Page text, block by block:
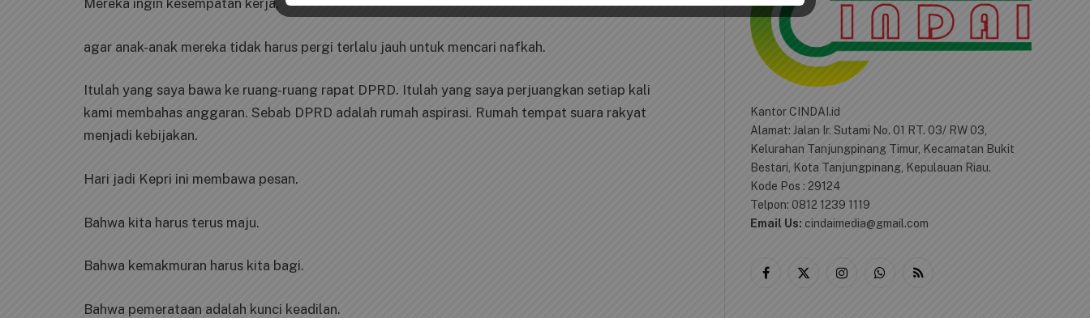
Mereka ingin kesempatan kerja,
agar anak-anak mereka tidak harus pergi terlalu jauh untuk mencari nafkah.
Itulah yang saya bawa ke ruang-ruang rapat DPRD. Itulah yang saya perjuangkan setiap kali
kami membahas anggaran. Sebab DPRD adalah rumah aspirasi. Rumah tempat suara rakyat
menjadi kebijakan.
Hari jadi Kepri ini membawa pesan.
Bahwa kita harus terus maju.
Bahwa kemakmuran harus kita bagi.
Bahwa pemerataan adalah kunci keadilan.
Kantor CINDAI.id
Alamat: Jalan Ir. Sutami No. 01 RT. 03/ RW 03,
Kelurahan Tanjungpinang Timur, Kecamatan Bukit
Bestari, Kota Tanjungpinang, Kepulauan Riau.
Kode Pos : 29124
Telpon: 0812 1239 1119
Email Us: cindaimedia@gmail.com
Facebook
X
InstagramWhatsApp
RSS